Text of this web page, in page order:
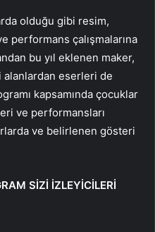
olduğu gibi resim,
performans çalışmalarına
bu yıl eklenen maker,
alanlardan eserleri de
kapsamında çocuklar
ve performansları
ve belirlenen gösteri
SİZİ İZLEYİCİLERİ